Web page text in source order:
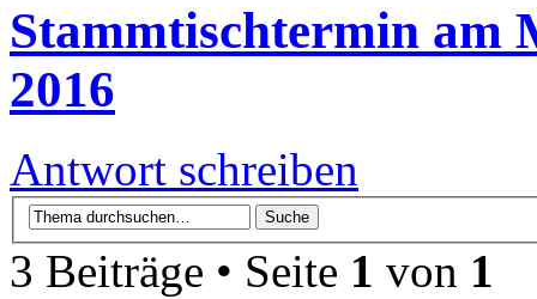
Stammtischtermin am
2016
Antwort schreiben
3 Beiträge • Seite 1 von 1